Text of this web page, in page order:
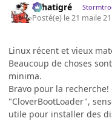
r.chatigré
Posté(e) le 21 maile
Linux récent et vieux
Beaucoup de choses
minima.
Bravo pour la
"CloverBootLoader",
utile pour installer des